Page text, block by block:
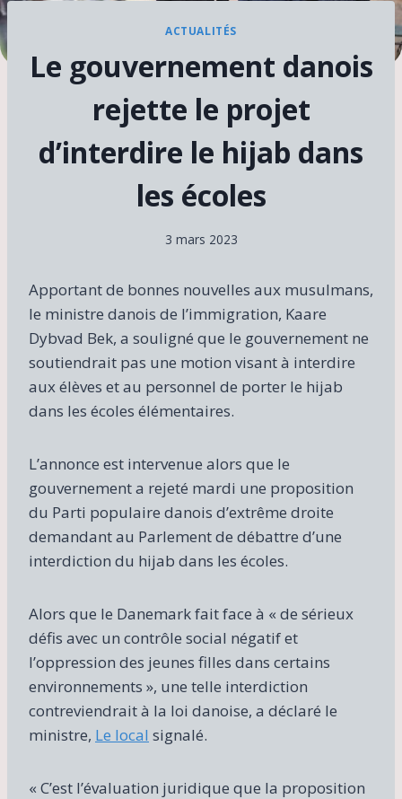
ACTUALITÉS
Le gouvernement danois
rejette le projet
d’interdire le hijab dans
les écoles
3 mars 2023
Apportant de bonnes nouvelles aux musulmans,
le ministre danois de l’immigration, Kaare
Dybvad Bek, a souligné que le gouvernement ne
soutiendrait pas une motion visant à interdire
aux élèves et au personnel de porter le hijab
dans les écoles élémentaires.
L’annonce est intervenue alors que le
gouvernement a rejeté mardi une proposition
du Parti populaire danois d’extrême droite
demandant au Parlement de débattre d’une
interdiction du hijab dans les écoles.
Alors que le Danemark fait face à « de sérieux
défis avec un contrôle social négatif et
l’oppression des jeunes filles dans certains
environnements », une telle interdiction
contreviendrait à la loi danoise, a déclaré le
ministre, Le local signalé.
« C’est l’évaluation juridique que la proposition